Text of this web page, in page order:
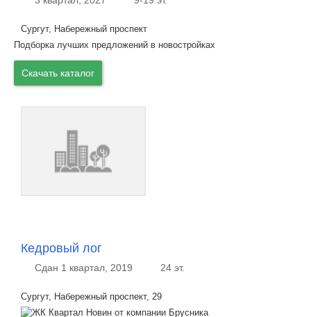
Сургут, Набережный проспект
Подборка лучших предложений в новостройках
Скачать каталог
Кедровый лог
Сдан 1 квартал, 2019 24 эт.
Сургут, Набережный проспект, 29